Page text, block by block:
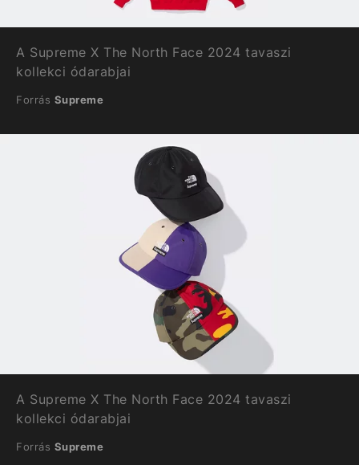
A Supreme X The North Face 2024 tavaszi
kollekci ódarabjai
Forrás Supreme
A Supreme X The North Face 2024 tavaszi
kollekci ódarabjai
Forrás Supreme